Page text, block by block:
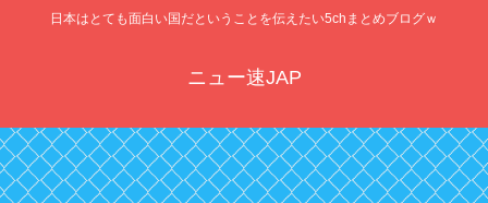
日本はとても面白い国だということを伝えたい5chまとめブログｗ
ニュー速JAP